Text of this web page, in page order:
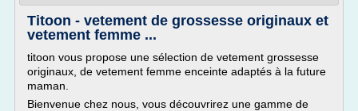
Titoon - vetement de grossesse originaux et
vetement femme ...
titoon vous propose une sélection de vetement grossesse
originaux, de vetement femme enceinte adaptés à la future
maman.
Bienvenue chez nous, vous découvrirez une gamme de